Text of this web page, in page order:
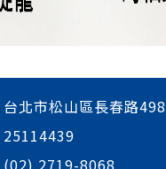
台北市松山區長春路
25114439
(02) 2719-8068